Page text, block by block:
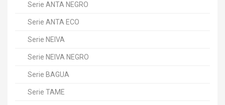
Serie ANTA NEGRO
Serie ANTA ECO
Serie NEIVA
Serie NEIVA NEGRO
Serie BAGUA
Serie TAME